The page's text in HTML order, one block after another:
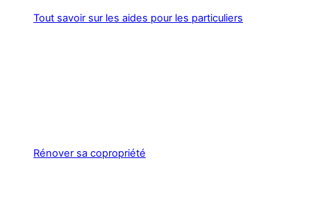
Tout savoir sur les aides pour les particuliers
Rénover sa copropriété